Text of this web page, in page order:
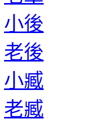
小後
老後
小臧
老臧